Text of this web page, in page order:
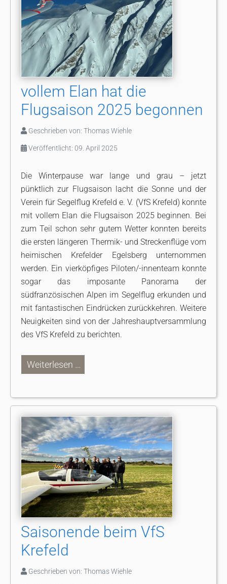
vollem Elan hat die
Flugsaison 2025 begonnen
Geschrieben von: Thomas Wiehle
Veröffentlicht: 09. April 2025
Die Winterpause war lange und grau – jetzt
pünktlich zur Flugsaison lacht die Sonne und der
Verein für Segelflug Krefeld e. V. (VfS Krefeld) konnte
mit vollem Elan die Flugsaison 2025 beginnen. Bei
zum Teil schon sehr gutem Wetter konnten bereits
die ersten längeren Thermik- und Streckenflüge vom
heimischen Krefelder Egelsberg unternommen
werden. Ein vierköpfiges Piloten/-innenteam konnte
sogar das imposante Panorama der
südfranzösischen Alpen im Segelflug erkunden und
mit fantastischen Eindrücken zurückkehren. Weitere
Neuigkeiten sind von der Jahreshauptversammlung
des VfS Krefeld zu berichten.
Weiterlesen …
Saisonende beim VfS
Krefeld
Geschrieben von: Thomas Wiehle